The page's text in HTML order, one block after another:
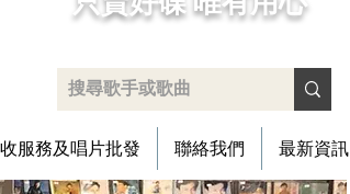
服務及唱片批發 聯絡我們 最新資訊